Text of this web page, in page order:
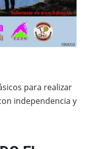
para realizar
independencia y